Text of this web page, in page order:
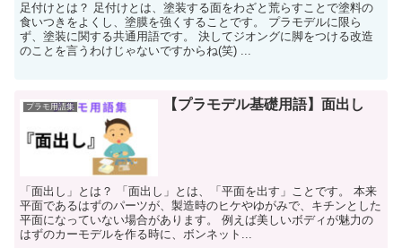
足付けとは？ 足付けとは、塗装する面をわざと荒らすことで塗料の
食いつきをよくし、塗膜を強くすることです。 プラモデルに限ら
ず、塗装に関する共通用語です。 決してジオングに脚をつける改造
のことを言うわけじゃないですからね(笑) ...
プラモ用語集 【プラモデル基礎用語】面出し
「面出し」とは？ 「面出し」とは、「平面を出す」ことです。 本来
平面であるはずのパーツが、製造時のヒケやゆがみで、キチンとした
平面になっていない場合があります。 例えば美しいボディが魅力の
はずのカーモデルを作る時に、ボンネット...